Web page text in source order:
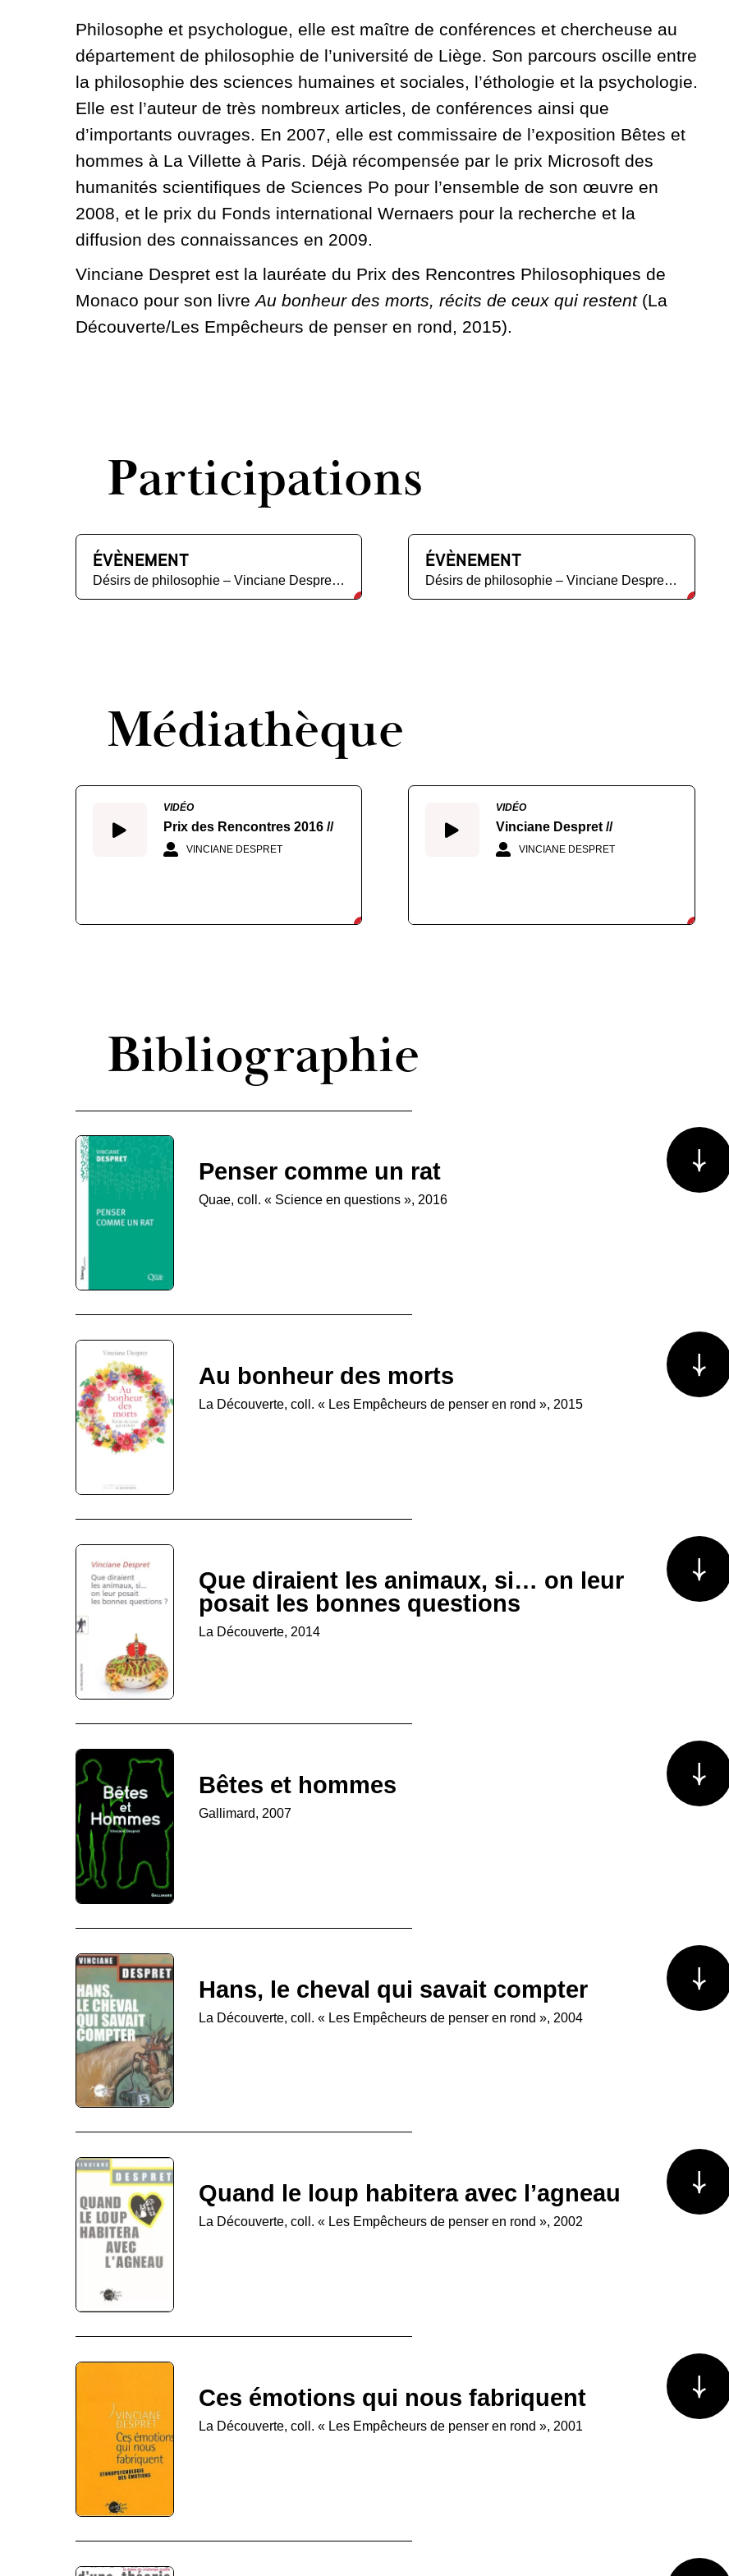
Philosophe et psychologue, elle est maître de conférences et chercheuse au
département de philosophie de l’université de Liège. Son parcours oscille entre
la philosophie des sciences humaines et sociales, l’éthologie et la psychologie.
Elle est l’auteur de très nombreux articles, de conférences ainsi que
d’importants ouvrages. En 2007, elle est commissaire de l’exposition Bêtes et
hommes à La Villette à Paris. Déjà récompensée par le prix Microsoft des
humanités scientifiques de Sciences Po pour l’ensemble de son œuvre en
2008, et le prix du Fonds international Wernaers pour la recherche et la
diffusion des connaissances en 2009.
Vinciane Despret est la lauréate du Prix des Rencontres Philosophiques de
Monaco pour son livreAu bonheur des morts, récits de ceux qui restent(La
Découverte/Les Empêcheurs de penser en rond, 2015).
Participations
ÉVÈNEMENT
Désirs de philosophie – Vinciane Despret et Didier Debaise
ÉVÈNEMENT
Désirs de philosophie – Vinciane Despret et Didier Debaise (Monaco)
Médiathèque
VIDÉO
Prix des Rencontres 2016 //
VINCIANE DESPRET
VIDÉO
Vinciane Despret //
VINCIANE DESPRET
Bibliographie
Penser comme un rat
Quae, coll. « Science en questions », 2016
Voir
Au bonheur des morts
La Découverte, coll. « Les Empêcheurs de penser en rond », 2015
Voir
Que diraient les animaux, si… on leur
posait les bonnes questions
La Découverte, 2014
Voir
Bêtes et hommes
Gallimard, 2007
Voir
Hans, le cheval qui savait compter
La Découverte, coll. « Les Empêcheurs de penser en rond », 2004
Voir
Quand le loup habitera avec l’agneau
La Découverte, coll. « Les Empêcheurs de penser en rond », 2002
Voir
Ces émotions qui nous fabriquent
La Découverte, coll. « Les Empêcheurs de penser en rond », 2001
Voir
Voir